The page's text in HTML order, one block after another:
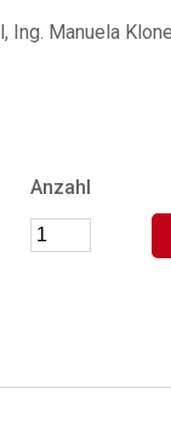
Ing. Manuela
Anzahl